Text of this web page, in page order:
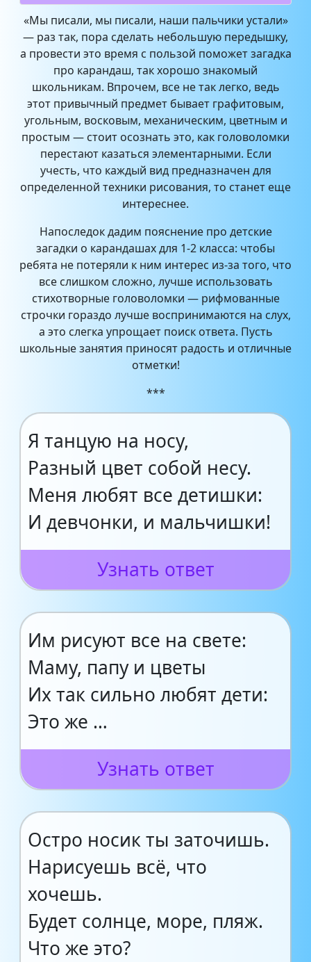
«Мы писали, мы писали, наши пальчики устали»
— раз так, пора сделать небольшую передышку,
а провести это время с пользой поможет загадка
про карандаш, так хорошо знакомый
школьникам. Впрочем, все не так легко, ведь
этот привычный предмет бывает графитовым,
угольным, восковым, механическим, цветным и
простым — стоит осознать это, как головоломки
перестают казаться элементарными. Если
учесть, что каждый вид предназначен для
определенной техники рисования, то станет еще
интереснее.
Напоследок дадим пояснение про детские
загадки о карандашах для 1-2 класса: чтобы
ребята не потеряли к ним интерес из-за того, что
все слишком сложно, лучше использовать
стихотворные головоломки — рифмованные
строчки гораздо лучше воспринимаются на слух,
а это слегка упрощает поиск ответа. Пусть
школьные занятия приносят радость и отличные
отметки!
***
Я танцую на носу,
Разный цвет собой несу.
Меня любят все детишки:
И девчонки, и мальчишки!
Узнать ответ
Им рисуют все на свете:
Маму, папу и цветы
Их так сильно любят дети:
Это же …
Узнать ответ
Остро носик ты заточишь.
Нарисуешь всё, что
хочешь.
Будет солнце, море, пляж.
Что же это?